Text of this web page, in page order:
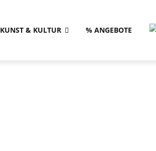
KUNST & KULTUR % ANGEBOTE